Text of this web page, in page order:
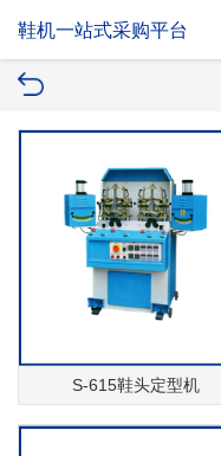
鞋机一站式采购平台
S-615鞋头定型机